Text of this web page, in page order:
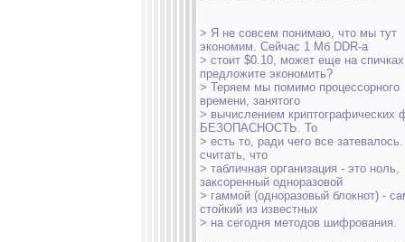
> Я не совсем понимаю, что мы тут
экономим. Сейчас 1 Мб DDR-а
> стоит $0.10, может еще на спичках
предложите экономить?
> Теряем мы помимо процессорного
времени, занятого
> вычислением криптографических
БЕЗОПАСНОСТЬ. То
> есть то, ради чего все
считать, что
> табличная организация - это ноль,
заксоренный одноразовой
> гаммой (одноразовый блокнот) -
стойкий из известных
> на сегодня методов шифрования.